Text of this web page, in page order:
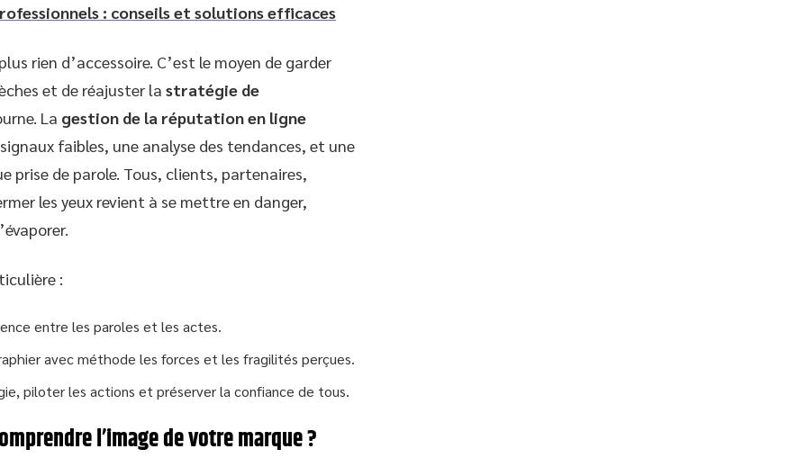
: conseils et solutions efficaces
rien d’accessoire. C’est le moyen de garder
et de réajuster la stratégie de
La gestion de la réputation en ligne
faibles, une analyse des tendances, et une
prise de parole. Tous, clients, partenaires,
les yeux revient à se mettre en danger,
:
entre les paroles et les actes.
avec méthode les forces et les fragilités perçues.
piloter les actions et préserver la confiance de tous.
l’image de votre marque ?